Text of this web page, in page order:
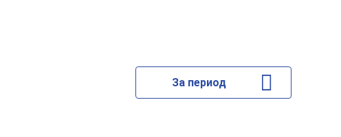
За период